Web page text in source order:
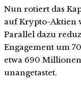
Nun rotiert das
auf Krypto-Aktien
Parallel dazu
Engagement um
etwa 690
unangetastet.